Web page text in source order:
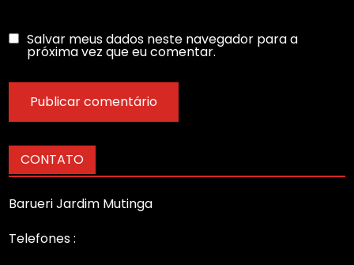
Salvar meus dados neste navegador para a
próxima vez que eu comentar.
CONTATO
Barueri Jardim Mutinga
Telefones :